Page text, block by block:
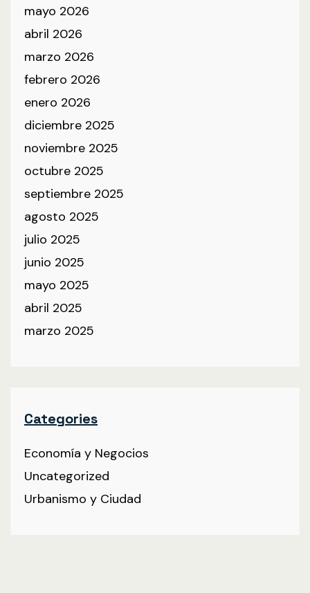
mayo 2026
abril 2026
marzo 2026
febrero 2026
enero 2026
diciembre 2025
noviembre 2025
octubre 2025
septiembre 2025
agosto 2025
julio 2025
junio 2025
mayo 2025
abril 2025
marzo 2025
Categories
Economía y Negocios
Uncategorized
Urbanismo y Ciudad